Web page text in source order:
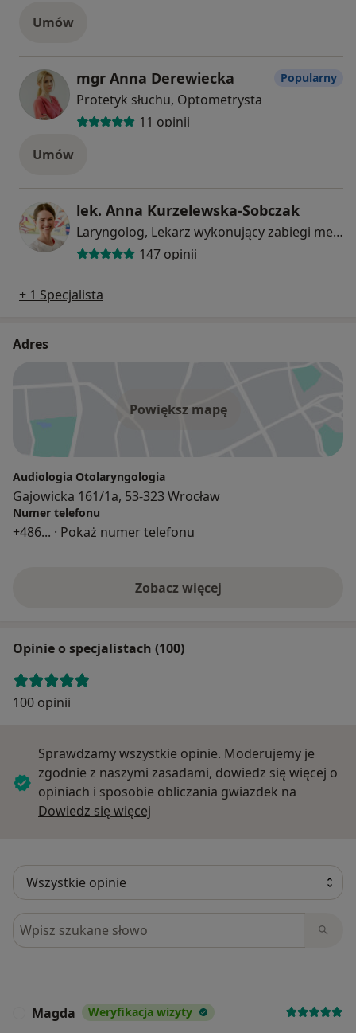
Umów
mgr Anna Derewiecka
Protetyk słuchu, Optometrysta
11 opinii
Popularny
Umów
lek. Anna Kurzelewska-Sobczak
Laryngolog, Lekarz wykonujący zabiegi medycyny estetycznej, Laryngolog dziecięcy
147 opinii
+ 1 Specjalista
Adres
Powiększ mapę
Audiologia Otolaryngologia
Gajowicka 161/1a, 53-323 Wrocław
Numer telefonu
+486... · Pokaż numer telefonu
Zobacz więcej
Opinie o specjalistach (100)
100 opinii
Sprawdzamy wszystkie opinie. Moderujemy je
zgodnie z naszymi zasadami, dowiedz się więcej o
opiniach i sposobie obliczania gwiazdek na
Dowiedz się więcej
Szukaj w opiniach
Magda Weryfikacja wizyty